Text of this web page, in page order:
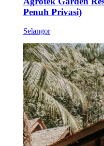
Penuh Privasi)
Selangor